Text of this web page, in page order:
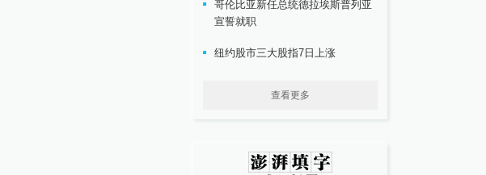
哥伦比亚新任总统德拉埃斯普列亚
宣誓就职
纽约股市三大股指7日上涨
查看更多